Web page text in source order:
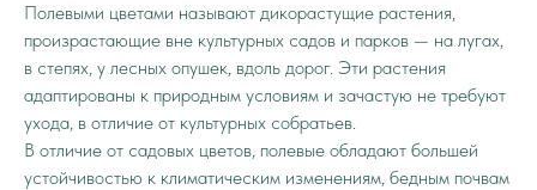
Полевыми цветами называют дикорастущие растения,
произрастающие вне культурных садов и парков — на лугах,
в степях, у лесных опушек, вдоль дорог. Эти растения
адаптированы к природным условиям и зачастую не требуют
ухода, в отличие от культурных собратьев.
В отличие от садовых цветов, полевые обладают большей
устойчивостью к климатическим изменениям, бедным почвам